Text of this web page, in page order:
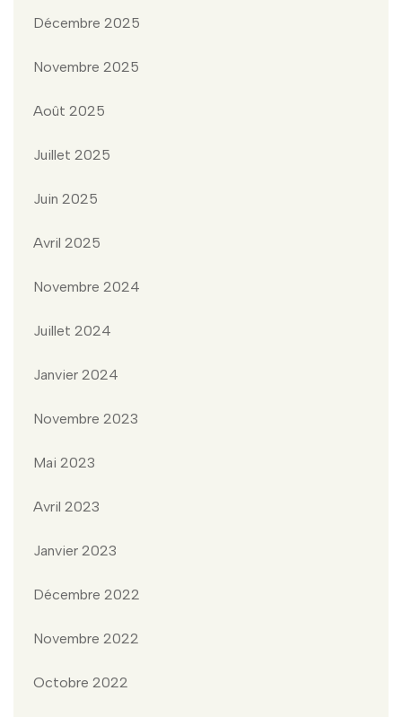
Décembre 2025
Novembre 2025
Août 2025
Juillet 2025
Juin 2025
Avril 2025
Novembre 2024
Juillet 2024
Janvier 2024
Novembre 2023
Mai 2023
Avril 2023
Janvier 2023
Décembre 2022
Novembre 2022
Octobre 2022